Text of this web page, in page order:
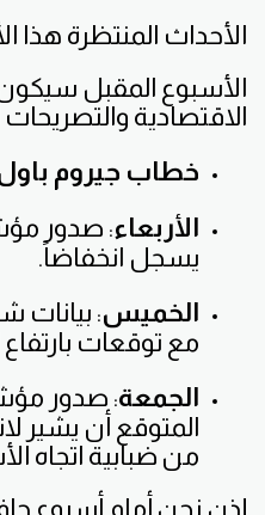
الأحداث المنتظرة هذا
الأسبوع المقبل سيكون
الاقتصادية والتصريحات
خطاب جيروم
الأربعاء
يسجل انخفاضاً.
الخميس: بيانات
مع توقعات بارتفاع
الجمعة
المتوقع أن يشير
من ضبابية اتجاه
إذن نحن أمام أسبوع